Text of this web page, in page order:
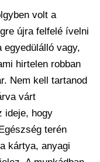
volt a
újra felfelé ívelni
egyedülálló vagy,
hirtelen robban
Nem kell tartanod
várt
ideje, hogy
terén
kártya, anyagi